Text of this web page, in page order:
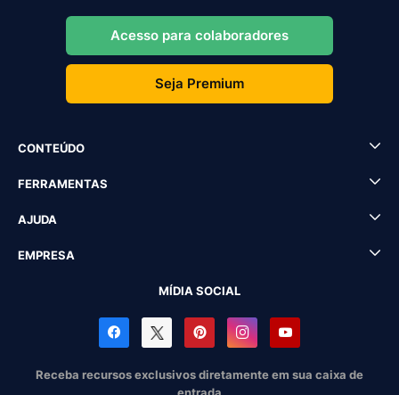
Acesso para colaboradores
Seja Premium
CONTEÚDO
FERRAMENTAS
AJUDA
EMPRESA
MÍDIA SOCIAL
Receba recursos exclusivos diretamente em sua caixa de